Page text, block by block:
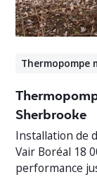
Thermopompe
Sherbrooke
Installation de
Vair Boréal 18
performance